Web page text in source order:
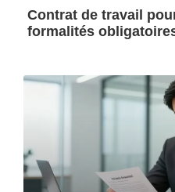
Contrat de travail
formalités